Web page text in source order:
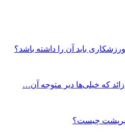
باید آن را داشته باشد؟
که خیلی‌ها دیر متوجه آن…
پرپشت چیست؟